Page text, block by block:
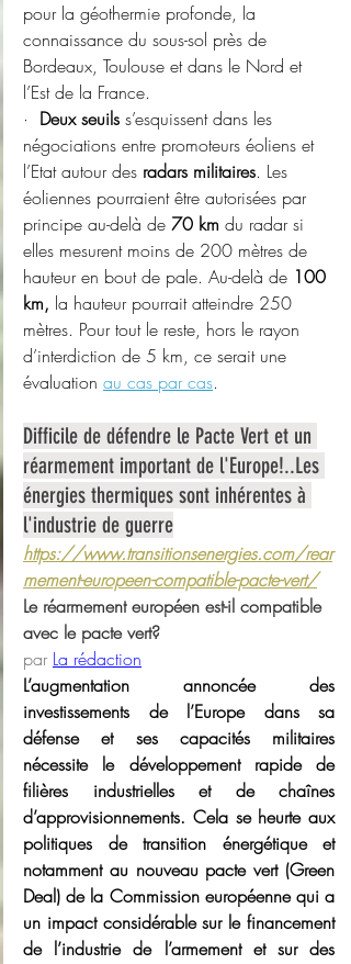
pour la géothermie profonde, la
connaissance du sous-sol près de
Bordeaux, Toulouse et dans le Nord et
l’Est de la France.
· Deux seuils s’esquissent dans les
négociations entre promoteurs éoliens et
l’Etat autour des radars militaires. Les
éoliennes pourraient être autorisées par
principe au-delà de 70 km du radar si
elles mesurent moins de 200 mètres de
hauteur en bout de pale. Au-delà de 100
km, la hauteur pourrait atteindre 250
mètres. Pour tout le reste, hors le rayon
d’interdiction de 5 km, ce serait une
évaluation au cas par cas.
Difficile de défendre le Pacte Vert et un
réarmement important de l'Europe!..Les
énergies thermiques sont inhérentes à
l'industrie de guerre
https://www.transitionsenergies.com/rear
mement-europeen-compatible-pacte-vert/
Le réarmement européen est-il compatible
avec le pacte vert?
par La rédaction
L’augmentation annoncée des
investissements de l’Europe dans sa
défense et ses capacités militaires
nécessite le développement rapide de
filières industrielles et de chaînes
d’approvisionnements. Cela se heurte aux
politiques de transition énergétique et
notamment au nouveau pacte vert (Green
Deal) de la Commission européenne qui a
un impact considérable sur le financement
de l’industrie de l’armement et sur des